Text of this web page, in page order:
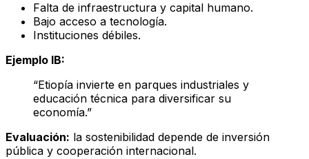
Falta de infraestructura y capital humano.
Bajo acceso a tecnología.
Instituciones débiles.
Ejemplo IB:
“Etiopía invierte en parques industriales y
educación técnica para diversificar su
economía.”
Evaluación: la sostenibilidad depende de inversión
pública y cooperación internacional.